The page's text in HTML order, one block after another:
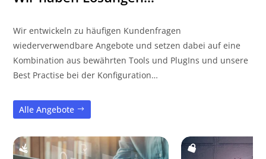
Wir entwickeln zu häufigen Kundenfragen
wiederverwendbare Angebote und setzen dabei auf eine
Kombination aus bewährten Tools und PlugIns und unsere
Best Practise bei der Konfiguration…
Alle Angebote